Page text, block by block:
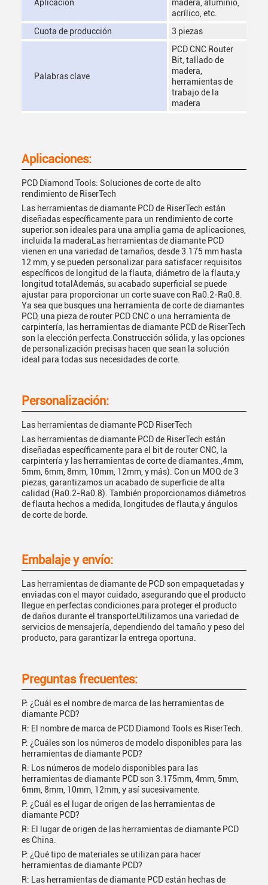
Aplicación
madera, aluminio,
acrílico, etc.
Cuota de producción
3 piezas
Palabras clave
PCD CNC Router
Bit, tallado de
madera,
herramientas de
trabajo de la
madera
Aplicaciones:
PCD Diamond Tools: Soluciones de corte de alto
rendimiento de RiserTech
Las herramientas de diamante PCD de RiserTech están
diseñadas específicamente para un rendimiento de corte
superior.son ideales para una amplia gama de aplicaciones,
incluida la maderaLas herramientas de diamante PCD
vienen en una variedad de tamaños, desde 3.175 mm hasta
12 mm, y se pueden personalizar para satisfacer requisitos
específicos de longitud de la flauta, diámetro de la flauta,y
longitud totalAdemás, su acabado superficial se puede
ajustar para proporcionar un corte suave con Ra0.2-Ra0.8.
Ya sea que busques una herramienta de corte de diamantes
PCD, una pieza de router PCD CNC o una herramienta de
carpintería, las herramientas de diamante PCD de RiserTech
son la elección perfecta.Construcción sólida, y las opciones
de personalización precisas hacen que sean la solución
ideal para todas sus necesidades de corte.
Personalización:
Las herramientas de diamante PCD RiserTech
Las herramientas de diamante PCD de RiserTech están
diseñadas específicamente para el bit de router CNC, la
carpintería y las herramientas de corte de diamantes.,4mm,
5mm, 6mm, 8mm, 10mm, 12mm, y más). Con un MOQ de 3
piezas, garantizamos un acabado de superficie de alta
calidad (Ra0.2-Ra0.8). También proporcionamos diámetros
de flauta hechos a medida, longitudes de flauta,y ángulos
de corte de borde.
Embalaje y envío:
Las herramientas de diamante de PCD son empaquetadas y
enviadas con el mayor cuidado, asegurando que el producto
llegue en perfectas condiciones.para proteger el producto
de daños durante el transporteUtilizamos una variedad de
servicios de mensajería, dependiendo del tamaño y peso del
producto, para garantizar la entrega oportuna.
Preguntas frecuentes:
P: ¿Cuál es el nombre de marca de las herramientas de
diamante PCD?
R: El nombre de marca de PCD Diamond Tools es RiserTech.
P: ¿Cuáles son los números de modelo disponibles para las
herramientas de diamante PCD?
R: Los números de modelo disponibles para las
herramientas de diamante PCD son 3.175mm, 4mm, 5mm,
6mm, 8mm, 10mm, 12mm, y así sucesivamente.
P: ¿Cuál es el lugar de origen de las herramientas de
diamante PCD?
R: El lugar de origen de las herramientas de diamante PCD
es China.
P: ¿Qué tipo de materiales se utilizan para hacer
herramientas de diamante PCD?
R: Las herramientas de diamante PCD están hechas de